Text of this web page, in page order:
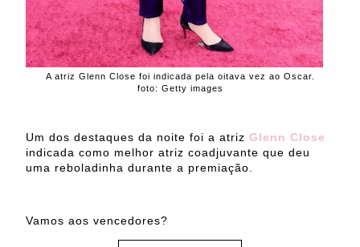
A atriz Glenn Close foi indicada pela oitava vez ao Oscar.
foto: Getty images
Um dos destaques da noite foi a atriz Glenn Close
indicada como melhor atriz coadjuvante que deu
uma reboladinha durante a premiação.
Vamos aos vencedores?